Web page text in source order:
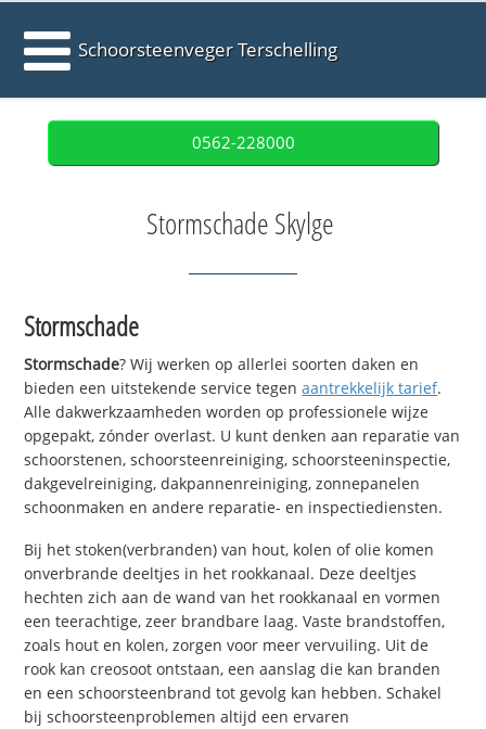
Schoorsteenveger Terschelling
0562-228000
Stormschade Skylge
Stormschade
Stormschade? Wij werken op allerlei soorten daken en
bieden een uitstekende service tegenaantrekkelijk tarief.
Alle dakwerkzaamheden worden op professionele wijze
opgepakt, zónder overlast. U kunt denken aan reparatie van
schoorstenen, schoorsteenreiniging, schoorsteeninspectie,
dakgevelreiniging, dakpannenreiniging, zonnepanelen
schoonmaken en andere reparatie- en inspectiediensten.
Bij het stoken(verbranden) van hout, kolen of olie komen
onverbrande deeltjes in het rookkanaal. Deze deeltjes
hechten zich aan de wand van het rookkanaal en vormen
een teerachtige, zeer brandbare laag. Vaste brandstoffen,
zoals hout en kolen, zorgen voor meer vervuiling. Uit de
rook kan creosoot ontstaan, een aanslag die kan branden
en een schoorsteenbrand tot gevolg kan hebben. Schakel
bij schoorsteenproblemen altijd een ervaren